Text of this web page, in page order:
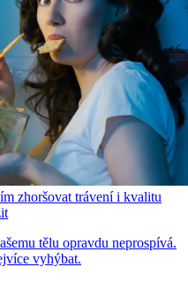
zhoršovat trávení i kvalitu
tělu opravdu neprospívá.
vyhýbat.